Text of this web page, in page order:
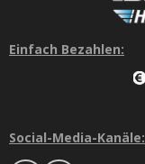
Einfach Bezahlen:
Social-Media-Kanäle: